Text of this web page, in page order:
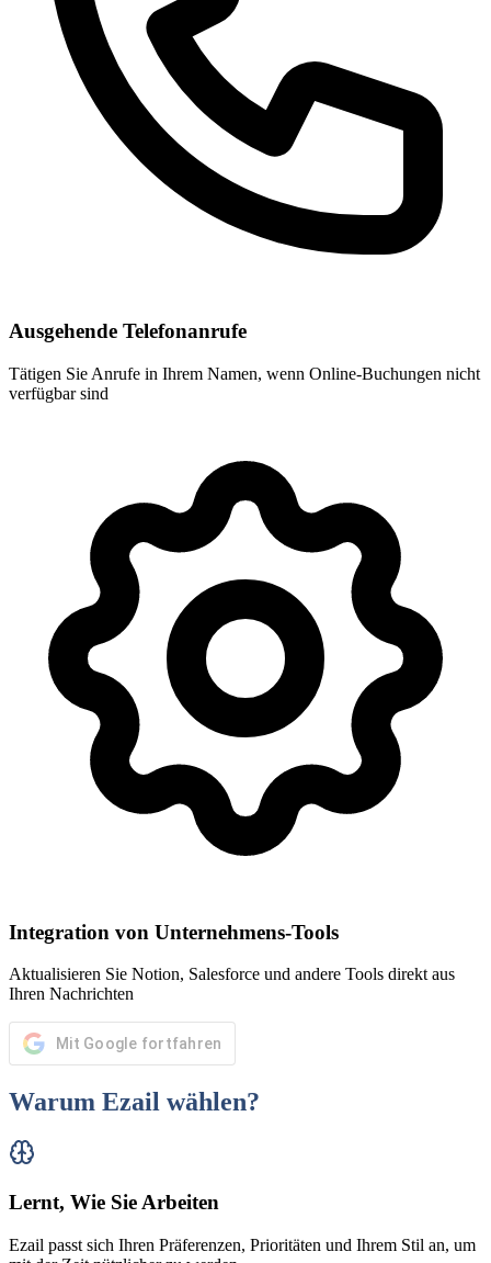
Ausgehende Telefonanrufe
Tätigen Sie Anrufe in Ihrem Namen, wenn Online-Buchungen nicht
verfügbar sind
Integration von Unternehmens-Tools
Aktualisieren Sie Notion, Salesforce und andere Tools direkt aus
Ihren Nachrichten
Mit Google fortfahren
Warum Ezail wählen?
Lernt, Wie Sie Arbeiten
Ezail passt sich Ihren Präferenzen, Prioritäten und Ihrem Stil an, um